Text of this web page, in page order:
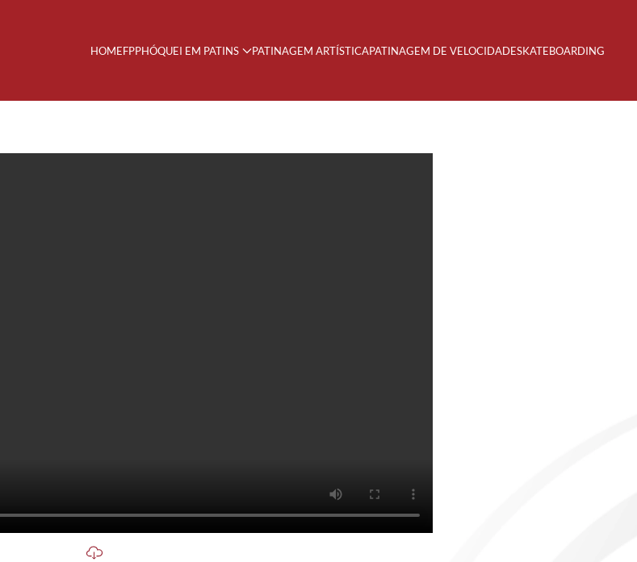
HOMEFPPHÓQUEI EM PATINS PATINAGEM ARTÍSTICAPATINAGEM DE VELOCIDADESKATEBOARDING